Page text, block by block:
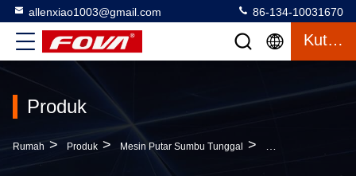
allenxiao1003@gmail.com 86-134-10031670
Kutipan
Produk
Rumah > Produk > Mesin Putar Sumbu Tunggal > Papan Putar